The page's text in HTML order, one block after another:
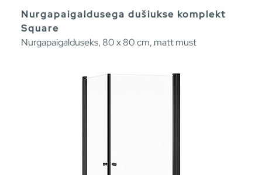
Nurgapaigaldusega dušiukse komplekt
Square
Nurgapaigalduseks, 80 x 80 cm, matt must